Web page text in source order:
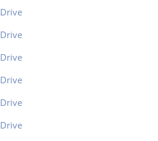
Drive
Drive
Drive
Drive
Drive
Drive